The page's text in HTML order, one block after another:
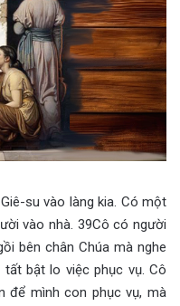
su vào làng kia. Có một
vào nhà. 39Cô có người
bên chân Chúa mà nghe
tất bật lo việc phục vụ. Cô
để mình con phục vụ, mà